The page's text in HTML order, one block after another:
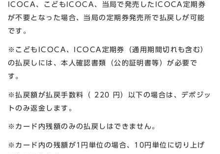
ICOCA、こどもICOCA、当局で発売したICOCA定期券
が不要となった場合、当局の定期券発売所で払戻しが可能
です。
※こどもICOCA、ICOCA定期券（通用期間切れも含む）
の払戻しには、本人確認書類（公的証明書等）が必要で
す。
※払戻額が払戻手数料（ 220 円）以下の場合は、デポジッ
トのみ返金します。
※カード内残額のみの払戻しはできません。
※カード内の残額が1円単位の場合、10円単位に切り上げ